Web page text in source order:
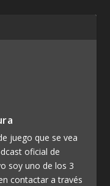
juego que se vea
oficial de
soy uno de los 3
contactar a través